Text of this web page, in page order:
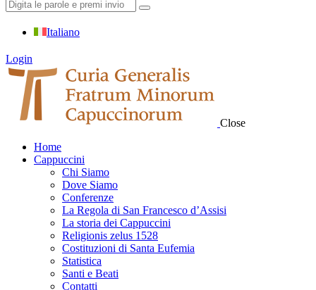
Italiano
Login
Close
Home
Cappuccini
Chi Siamo
Dove Siamo
Conferenze
La Regola di San Francesco d’Assisi
La storia dei Cappuccini
Religionis zelus 1528
Costituzioni di Santa Eufemia
Statistica
Santi e Beati
Contatti